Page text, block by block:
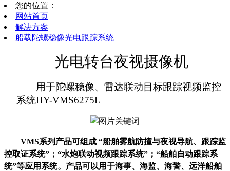
您的位置：
网站首页
解决方案
船载陀螺稳像光电跟踪系统
光电转台夜视摄像机
——用于陀螺稳像、雷达联动目标跟踪视频监控
系统HY-VMS6275L
VMS系列产品可组成 “船舶雾航防撞与夜视导航、跟踪监
控取证系统”；“水炮联动视频跟踪系统”；“船舶自动跟踪系
统”等应用系统。产品可以用于海事、海监、海警、远洋船舶